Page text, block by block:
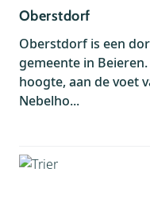
Oberstdorf
Oberstdorf is een
gemeente in
hoogte, aan de voet
Nebelho...